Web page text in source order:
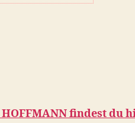
HOFFMANNfindest du